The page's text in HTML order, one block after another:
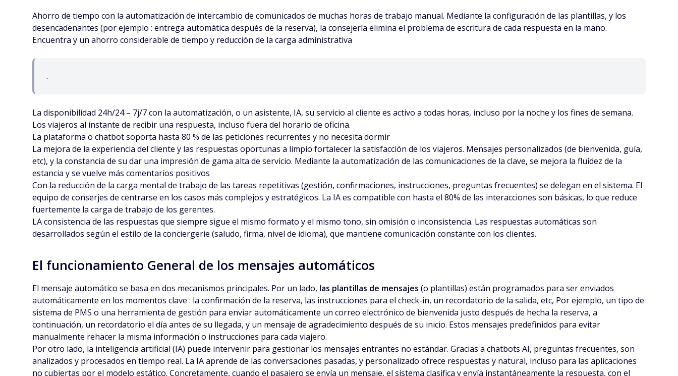
Ahorro de tiempo con la automatización de intercambio de comunicados de muchas horas de trabajo manual. Mediante la configuración de las plantillas, y los
desencadenantes (por ejemplo : entrega automática después de la reserva), la consejería elimina el problema de escritura de cada respuesta en la mano.
Encuentra y un ahorro considerable de tiempo y reducción de la carga administrativa
.
La disponibilidad 24h/24 – 7j/7 con la automatización, o un asistente, IA, su servicio al cliente es activo a todas horas, incluso por la noche y los fines de semana.
Los viajeros al instante de recibir una respuesta, incluso fuera del horario de oficina.
La plataforma o chatbot soporta hasta 80 % de las peticiones recurrentes y no necesita dormir
La mejora de la experiencia del cliente y las respuestas oportunas a limpio fortalecer la satisfacción de los viajeros. Mensajes personalizados (de bienvenida, guía,
etc), y la constancia de su dar una impresión de gama alta de servicio. Mediante la automatización de las comunicaciones de la clave, se mejora la fluidez de la
estancia y se vuelve más comentarios positivos
Con la reducción de la carga mental de trabajo de las tareas repetitivas (gestión, confirmaciones, instrucciones, preguntas frecuentes) se delegan en el sistema. El
equipo de conserjes de centrarse en los casos más complejos y estratégicos. La IA es compatible con hasta el 80% de las interacciones son básicas, lo que reduce
fuertemente la carga de trabajo de los gerentes.
LA consistencia de las respuestas que siempre sigue el mismo formato y el mismo tono, sin omisión o inconsistencia. Las respuestas automáticas son
desarrollados según el estilo de la conciergerie (saludo, firma, nivel de idioma), que mantiene comunicación constante con los clientes.
El funcionamiento General de los mensajes automáticos
El mensaje automático se basa en dos mecanismos principales. Por un lado, las plantillas de mensajes (o plantillas) están programados para ser enviados
automáticamente en los momentos clave : la confirmación de la reserva, las instrucciones para el check-in, un recordatorio de la salida, etc, Por ejemplo, un tipo de
sistema de PMS o una herramienta de gestión para enviar automáticamente un correo electrónico de bienvenida justo después de hecha la reserva, a
continuación, un recordatorio el día antes de su llegada, y un mensaje de agradecimiento después de su inicio. Estos mensajes predefinidos para evitar
manualmente rehacer la misma información o instrucciones para cada viajero.
Por otro lado, la inteligencia artificial (IA) puede intervenir para gestionar los mensajes entrantes no estándar. Gracias a chatbots AI, preguntas frecuentes, son
analizados y procesados en tiempo real. La IA aprende de las conversaciones pasadas, y personalizado ofrece respuestas y natural, incluso para las aplicaciones
no cubiertas por el modelo estático. Concretamente, cuando el pasajero se envía un mensaje, el sistema clasifica y envía instantáneamente la respuesta, con el